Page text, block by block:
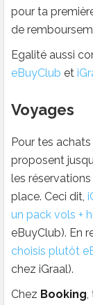
pour ta
de
Egalité aussi
eBuyClub et
Voyages
Pour tes
proposent
les
place. Ceci dit,
un pack vols +
eBuyClub). En
choisis plutôt
chez iGraal).
Chez Booking,